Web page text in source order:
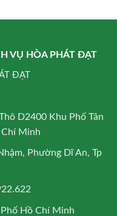
VỤ HÒA PHÁT ĐẠT
ĐẠT
D2400 Khu Phố Tân
Chí Minh
Phường Dĩ An, Tp
Hồ Chí Minh